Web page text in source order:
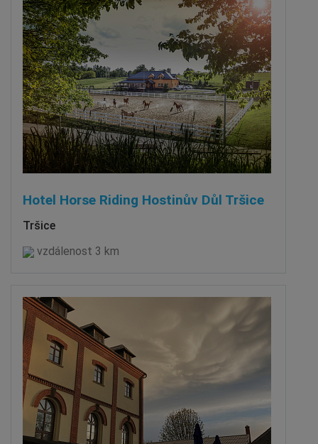
Hotel Horse Riding Hostinův Důl Tršice
Tršice
vzdálenost 3 km